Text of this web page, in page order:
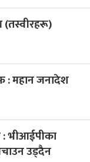
(तस्वीरहरू)
: महान जनादेश
: भीआईपीका
उड्दैन